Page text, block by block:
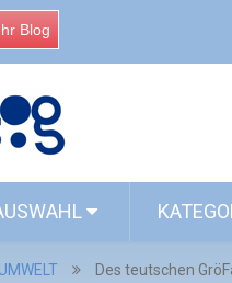
Blog
UMWELT Des teutschen